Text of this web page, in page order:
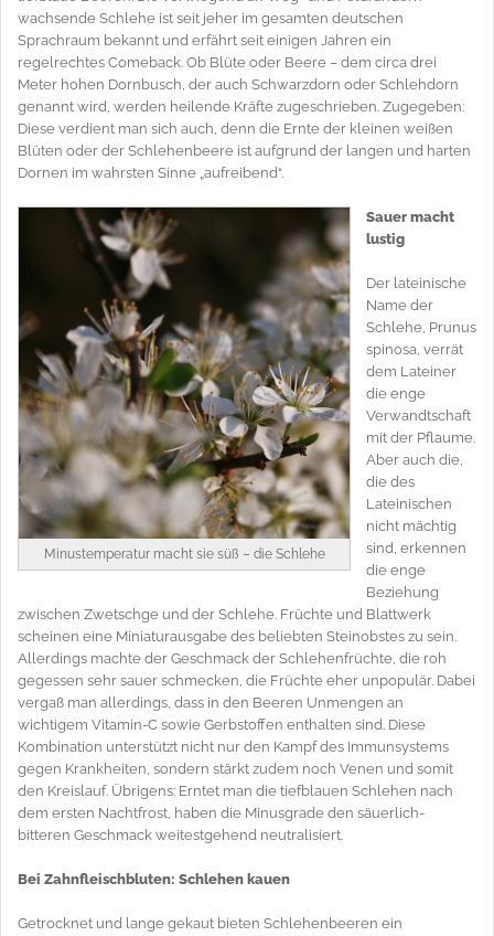
wachsende Schlehe ist seit jeher im gesamten deutschen
Sprachraum bekannt und erfährt seit einigen Jahren ein
regelrechtes Comeback. Ob Blüte oder Beere – dem circa drei
Meter hohen Dornbusch, der auch Schwarzdorn oder Schlehdorn
genannt wird, werden heilende Kräfte zugeschrieben. Zugegeben:
Diese verdient man sich auch, denn die Ernte der kleinen weißen
Blüten oder der Schlehenbeere ist aufgrund der langen und harten
Dornen im wahrsten Sinne „aufreibend“.
Minustemperatur macht sie süß – die Schlehe
Sauer macht
lustig
Der lateinische
Name der
Schlehe, Prunus
spinosa, verrät
dem Lateiner
die enge
Verwandtschaft
mit der Pflaume.
Aber auch die,
die des
Lateinischen
nicht mächtig
sind, erkennen
die enge
Beziehung
zwischen Zwetschge und der Schlehe. Früchte und Blattwerk
scheinen eine Miniaturausgabe des beliebten Steinobstes zu sein.
Allerdings machte der Geschmack der Schlehenfrüchte, die roh
gegessen sehr sauer schmecken, die Früchte eher unpopulär. Dabei
vergaß man allerdings, dass in den Beeren Unmengen an
wichtigem Vitamin-C sowie Gerbstoffen enthalten sind. Diese
Kombination unterstützt nicht nur den Kampf des Immunsystems
gegen Krankheiten, sondern stärkt zudem noch Venen und somit
den Kreislauf. Übrigens: Erntet man die tiefblauen Schlehen nach
dem ersten Nachtfrost, haben die Minusgrade den säuerlich-
bitteren Geschmack weitestgehend neutralisiert.
Bei Zahnfleischbluten: Schlehen kauen
Getrocknet und lange gekaut bieten Schlehenbeeren ein